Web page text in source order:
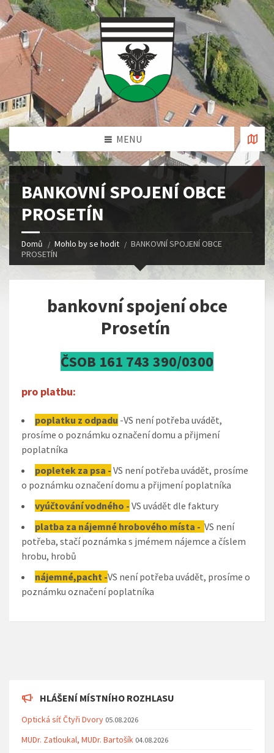
MENU
BANKOVNÍ SPOJENÍ OBCE
PROSETÍN
Domů Mohlo by se hodit
BANKOVNÍ SPOJENÍ OBCE
PROSETÍN
bankovní spojení obce
Prosetín
ČSOB 161 743 390/0300
pro platbu:
poplatku z odpadu -VS není potřeba uvádět,
prosíme o poznámku označení domu a přijmení
poplatníka
popletek za psa - VS není potřeba uvádět, prosíme
o poznámku označení domu a přijmení poplatníka
vyúčtování vodného - VS uvádět dle faktury
platba za nájemné hrobového místa - VS není
potřeba, stačí poznámka s jmémem nájemce a číslem
hrobu, hrobů
nájemné,pacht -VS není potřeba uvádět, prosíme o
poznámku označení poplatníka
HLÁŠENÍ MÍSTNÍHO ROZHLASU
Optická síť Čtyři Dvory 05.08.2026
MUDr. Zatloukal, MUDr. Bartošík 04.08.2026